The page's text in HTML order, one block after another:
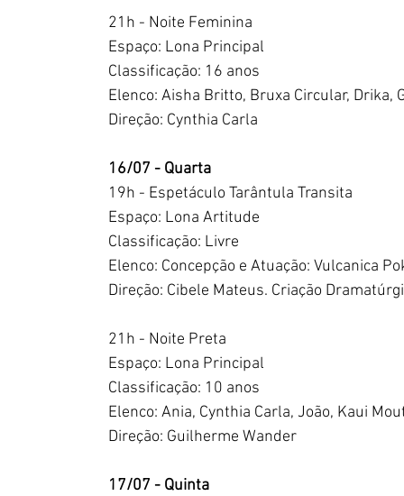
21h - Noite Feminina
Espaço: Lona Principal
Classificação: 16 anos
Elenco: Aisha Britto, Bruxa Circular,
Direção: Cynthia Carla
16/07 - Quarta
19h - Espetáculo Tarântula Transita
Espaço: Lona Artitude
Classificação: Livre
Elenco: Concepção e Atuação: Vulcanica
Direção: Cibele Mateus. Criação
21h - Noite Preta
Espaço: Lona Principal
Classificação: 10 anos
Elenco: Ania, Cynthia Carla, João, Kaui
Direção: Guilherme Wander
17/07 - Quinta